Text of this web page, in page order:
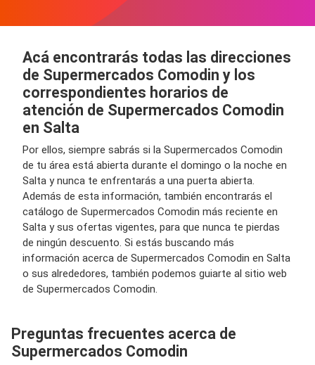
Acá encontrarás todas las direcciones
de Supermercados Comodin y los
correspondientes horarios de
atención de Supermercados Comodin
en Salta
Por ellos, siempre sabrás si la Supermercados Comodin
de tu área está abierta durante el domingo o la noche en
Salta y nunca te enfrentarás a una puerta abierta.
Además de esta información, también encontrarás el
catálogo de Supermercados Comodin más reciente en
Salta y sus ofertas vigentes, para que nunca te pierdas
de ningún descuento. Si estás buscando más
información acerca de Supermercados Comodin en Salta
o sus alrededores, también podemos guiarte al sitio web
de Supermercados Comodin.
Preguntas frecuentes acerca de
Supermercados Comodin